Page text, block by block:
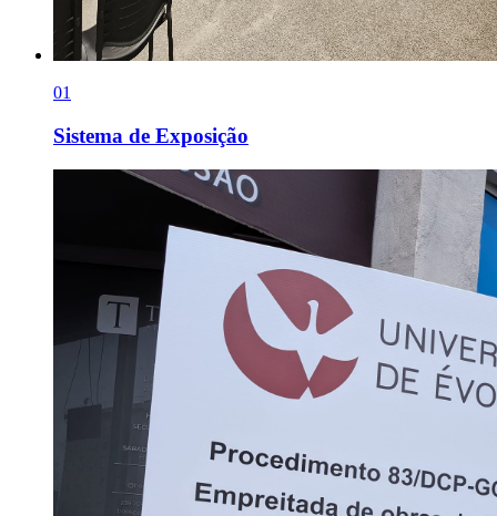
01
Sistema de Exposição